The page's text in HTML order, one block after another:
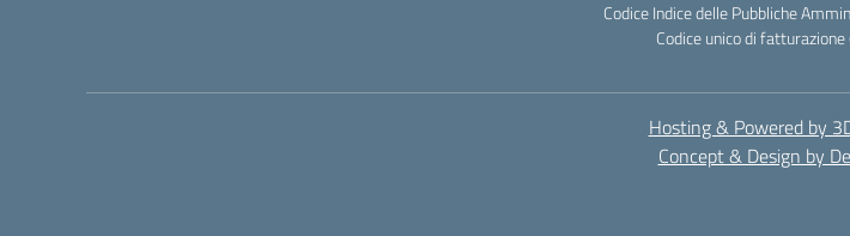
Codice Indice delle Pubbliche
Codice unico di fatturazione
Hosting & Powered by
Concept & Design by